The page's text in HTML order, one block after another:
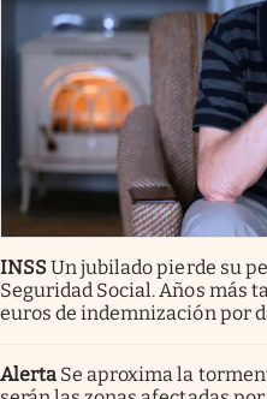
INSSUn jubilado pierde su
Seguridad Social. Años más
euros de indemnización por
Alerta Se aproxima la